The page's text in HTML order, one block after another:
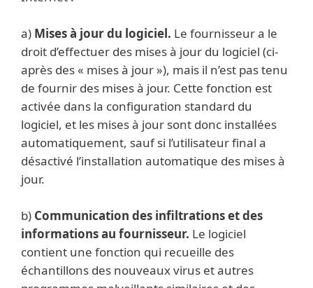
a) Mises à jour du logiciel. Le fournisseur a le
droit d’effectuer des mises à jour du logiciel (ci-
après des « mises à jour »), mais il n’est pas tenu
de fournir des mises à jour. Cette fonction est
activée dans la configuration standard du
logiciel, et les mises à jour sont donc installées
automatiquement, sauf si l’utilisateur final a
désactivé l’installation automatique des mises à
jour.
b) Communication des infiltrations et des
informations au fournisseur. Le logiciel
contient une fonction qui recueille des
échantillons des nouveaux virus et autres